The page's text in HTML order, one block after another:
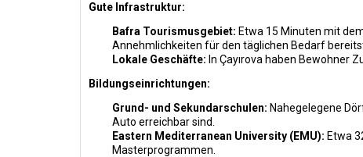
Gute Infrastruktur:
Bafra Tourismusgebiet: Etwa 15 Minuten mit
Annehmlichkeiten für den täglichen Bedarf
Lokale Geschäfte: In Çayırova haben Bewohner
Bildungseinrichtungen:
Grund- und Sekundarschulen: Nahegelegene
Auto erreichbar sind.
Eastern Mediterranean University (EMU): Etwa
Masterprogrammen.